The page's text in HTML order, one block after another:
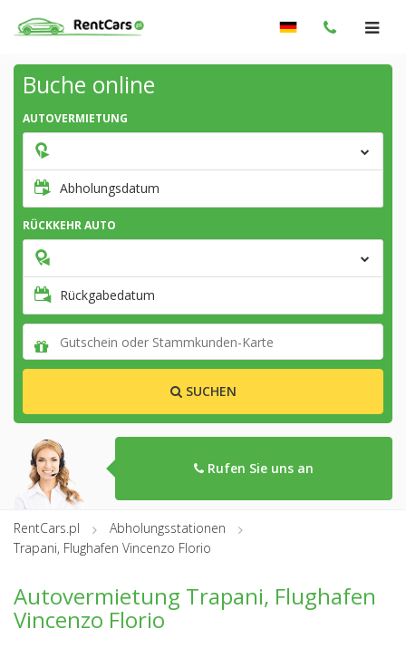
Buche online
AUTOVERMIETUNG
Abholungsdatum
RÜCKKEHR AUTO
Rückgabedatum
SUCHEN
Rufen Sie uns an
RentCars.pl
Abholungsstationen
Trapani, Flughafen Vincenzo Florio
Autovermietung Trapani, Flughafen
Vincenzo Florio